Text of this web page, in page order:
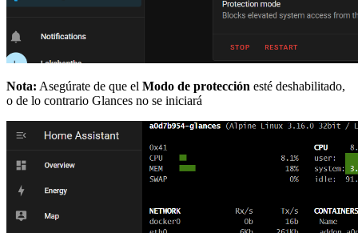
Nota: Asegúrate de que el Modo de protección esté deshabilitado,
o de lo contrario Glances no se iniciará